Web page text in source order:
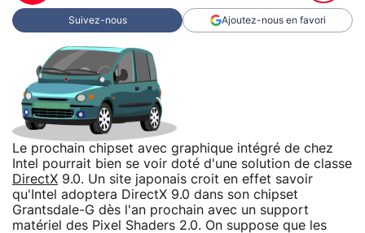
Suivez-nous Ajoutez-nous en favori
Le prochain chipset avec graphique intégré de chez
Intel pourrait bien se voir doté d'une solution de classe
DirectX 9.0. Un site japonais croit en effet savoir
qu'Intel adoptera DirectX 9.0 dans son chipset
Grantsdale-G dès l'an prochain avec un support
matériel des Pixel Shaders 2.0. On suppose que les